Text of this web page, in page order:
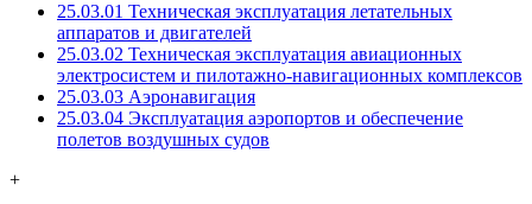
25.03.01 Техническая эксплуатация летательных
аппаратов и двигателей
25.03.02 Техническая эксплуатация авиационных
электросистем и пилотажно-навигационных комплексов
25.03.03 Аэронавигация
25.03.04 Эксплуатация аэропортов и обеспечение
полетов воздушных судов
+